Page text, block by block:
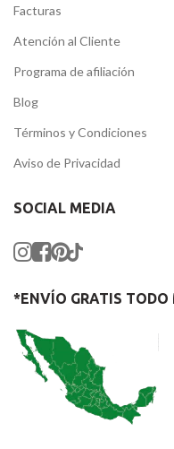
Facturas
Atención al Cliente
Programa de afiliación
Blog
Términos y Condiciones
Aviso de Privacidad
SOCIAL MEDIA
*ENVÍO GRATIS TODO